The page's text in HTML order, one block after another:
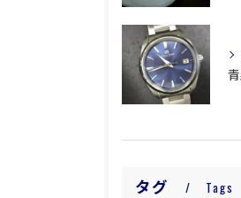
タグ Tags